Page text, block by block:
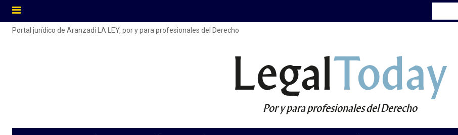
Portal jurídico de Aranzadi LA LEY, por y para profesionales del Derecho
LegalToday
Por y para profesionales del Derecho